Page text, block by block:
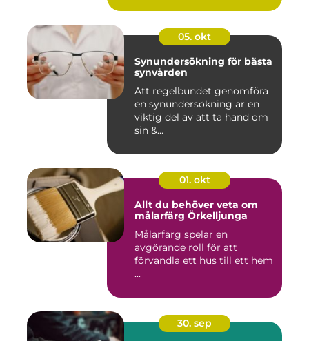
05. okt
Synundersökning för bästa
synvården
Att regelbundet genomföra
en synundersökning är en
viktig del av att ta hand om
sin &...
01. okt
Allt du behöver veta om
målarfärg Örkelljunga
Målarfärg spelar en
avgörande roll för att
förvandla ett hus till ett hem
...
30. sep